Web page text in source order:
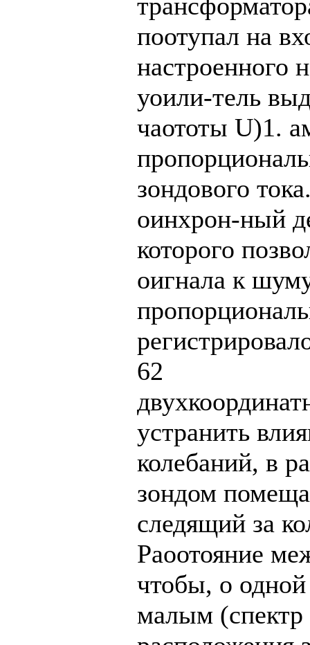
поотупал на
настроенного
уоили-тель
чаототы U)1.
зондового
оинхрон-ный
которого
оигнала к
62
устранить
колебаний, в
зондом
следящий за
Раоотояние
чтобы, о
малым (спектр